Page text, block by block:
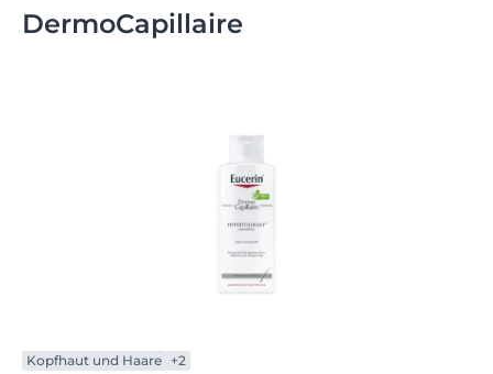
DermoCapillaire
Kopfhaut und Haare +2